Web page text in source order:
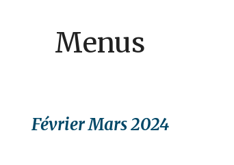
Menus
Février Mars 2024